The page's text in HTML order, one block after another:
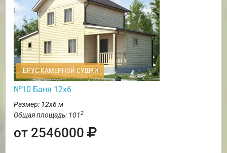
БРУС КАМЕРНОЙ СУШКИ
№10 Баня 12х6
Размер: 12х6 м
Общая площадь: 1012
от 2546000